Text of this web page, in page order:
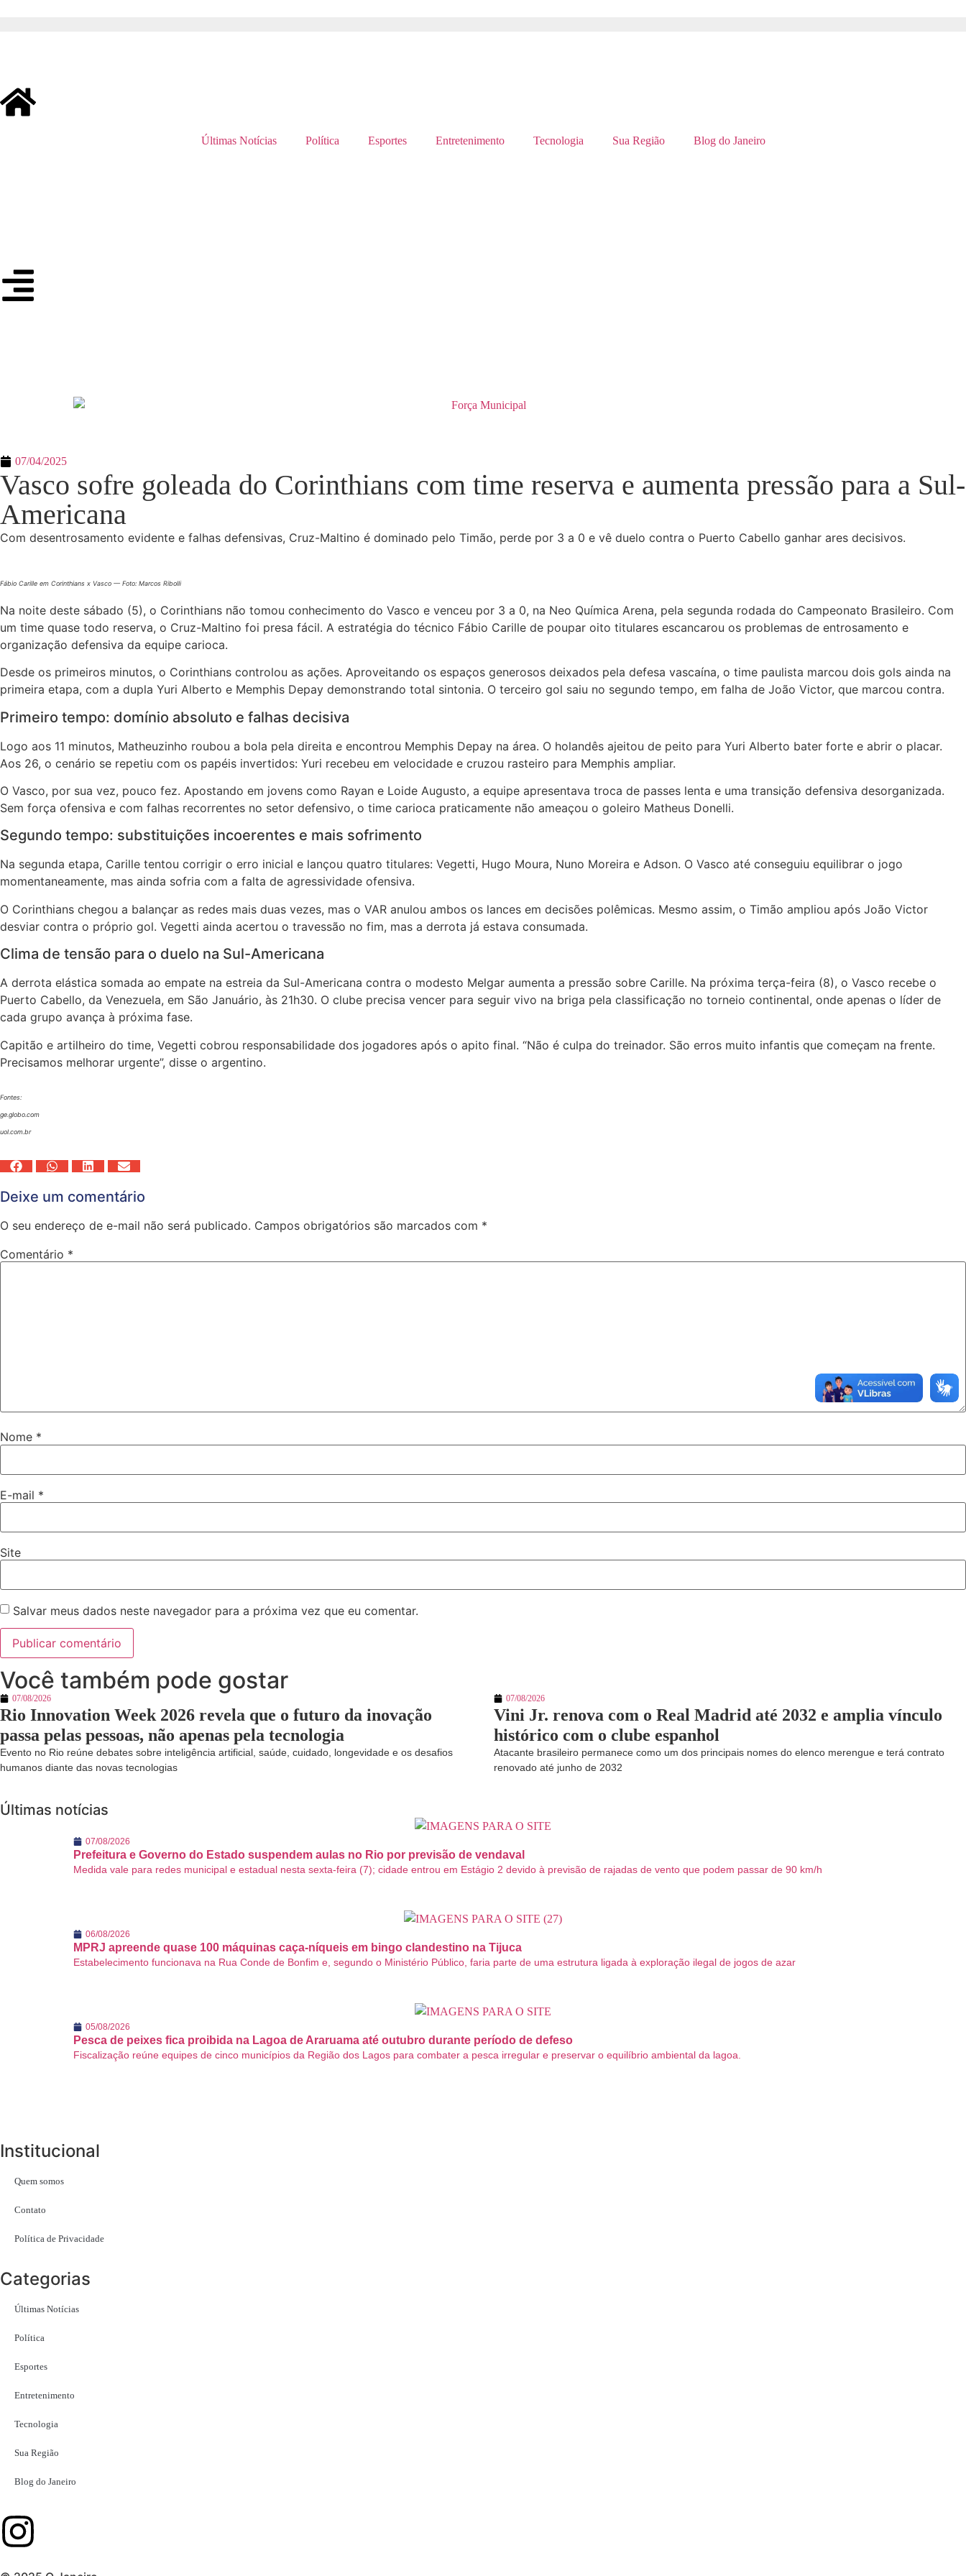
Últimas Notícias Política Esportes Entretenimento Tecnologia Sua Região Blog do Janeiro
07/04/2025
Vasco sofre goleada do Corinthians com time reserva e aumenta pressão para a Sul-
Americana
Com desentrosamento evidente e falhas defensivas, Cruz-Maltino é dominado pelo Timão, perde por 3 a 0 e vê duelo contra o Puerto Cabello ganhar ares decisivos.
Fábio Carille em Corinthians x Vasco — Foto: Marcos Ribolli
Na noite deste sábado (5), o Corinthians não tomou conhecimento do Vasco e venceu por 3 a 0, na Neo Química Arena, pela segunda rodada do Campeonato Brasileiro. Com
um time quase todo reserva, o Cruz-Maltino foi presa fácil. A estratégia do técnico Fábio Carille de poupar oito titulares escancarou os problemas de entrosamento e
organização defensiva da equipe carioca.
Desde os primeiros minutos, o Corinthians controlou as ações. Aproveitando os espaços generosos deixados pela defesa vascaína, o time paulista marcou dois gols ainda na
primeira etapa, com a dupla Yuri Alberto e Memphis Depay demonstrando total sintonia. O terceiro gol saiu no segundo tempo, em falha de João Victor, que marcou contra.
Primeiro tempo: domínio absoluto e falhas decisiva
Logo aos 11 minutos, Matheuzinho roubou a bola pela direita e encontrou Memphis Depay na área. O holandês ajeitou de peito para Yuri Alberto bater forte e abrir o placar.
Aos 26, o cenário se repetiu com os papéis invertidos: Yuri recebeu em velocidade e cruzou rasteiro para Memphis ampliar.
O Vasco, por sua vez, pouco fez. Apostando em jovens como Rayan e Loide Augusto, a equipe apresentava troca de passes lenta e uma transição defensiva desorganizada.
Sem força ofensiva e com falhas recorrentes no setor defensivo, o time carioca praticamente não ameaçou o goleiro Matheus Donelli.
Segundo tempo: substituições incoerentes e mais sofrimento
Na segunda etapa, Carille tentou corrigir o erro inicial e lançou quatro titulares: Vegetti, Hugo Moura, Nuno Moreira e Adson. O Vasco até conseguiu equilibrar o jogo
momentaneamente, mas ainda sofria com a falta de agressividade ofensiva.
O Corinthians chegou a balançar as redes mais duas vezes, mas o VAR anulou ambos os lances em decisões polêmicas. Mesmo assim, o Timão ampliou após João Victor
desviar contra o próprio gol. Vegetti ainda acertou o travessão no fim, mas a derrota já estava consumada.
Clima de tensão para o duelo na Sul-Americana
A derrota elástica somada ao empate na estreia da Sul-Americana contra o modesto Melgar aumenta a pressão sobre Carille. Na próxima terça-feira (8), o Vasco recebe o
Puerto Cabello, da Venezuela, em São Januário, às 21h30. O clube precisa vencer para seguir vivo na briga pela classificação no torneio continental, onde apenas o líder de
cada grupo avança à próxima fase.
Capitão e artilheiro do time, Vegetti cobrou responsabilidade dos jogadores após o apito final. “Não é culpa do treinador. São erros muito infantis que começam na frente.
Precisamos melhorar urgente”, disse o argentino.
Fontes:
ge.globo.com
uol.com.br
Deixe um comentário
O seu endereço de e-mail não será publicado. Campos obrigatórios são marcados com *
Comentário *
Nome *
E-mail *
Site
Salvar meus dados neste navegador para a próxima vez que eu comentar.
Você também pode gostar
07/08/2026
Rio Innovation Week 2026 revela que o futuro da inovação
passa pelas pessoas, não apenas pela tecnologia
Evento no Rio reúne debates sobre inteligência artificial, saúde, cuidado, longevidade e os desafios
humanos diante das novas tecnologias
07/08/2026
Vini Jr. renova com o Real Madrid até 2032 e amplia vínculo
histórico com o clube espanhol
Atacante brasileiro permanece como um dos principais nomes do elenco merengue e terá contrato
renovado até junho de 2032
Últimas notícias
07/08/2026
Prefeitura e Governo do Estado suspendem aulas no Rio por previsão de vendaval
Medida vale para redes municipal e estadual nesta sexta-feira (7); cidade entrou em Estágio 2 devido à previsão de rajadas de vento que podem passar de 90 km/h
06/08/2026
MPRJ apreende quase 100 máquinas caça-níqueis em bingo clandestino na Tijuca
Estabelecimento funcionava na Rua Conde de Bonfim e, segundo o Ministério Público, faria parte de uma estrutura ligada à exploração ilegal de jogos de azar
05/08/2026
Pesca de peixes fica proibida na Lagoa de Araruama até outubro durante período de defeso
Fiscalização reúne equipes de cinco municípios da Região dos Lagos para combater a pesca irregular e preservar o equilíbrio ambiental da lagoa.
Institucional
Quem somos
Contato
Política de Privacidade
Categorias
Últimas Notícias
Política
Esportes
Entretenimento
Tecnologia
Sua Região
Blog do Janeiro